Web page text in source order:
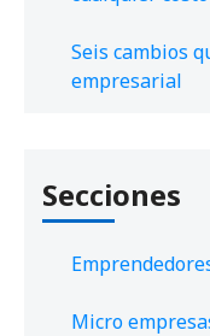
Seis cambios
empresarial
Secciones
Micro